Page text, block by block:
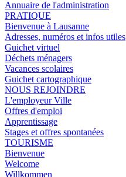
Annuaire de l'administration
PRATIQUE
Bienvenue à Lausanne
Adresses, numéros et infos utiles
Guichet virtuel
Déchets ménagers
Vacances scolaires
Guichet cartographique
NOUS REJOINDRE
L'employeur Ville
Offres d'emploi
Apprentissage
Stages et offres spontanées
TOURISME
Bienvenue
Welcome
Willkommen